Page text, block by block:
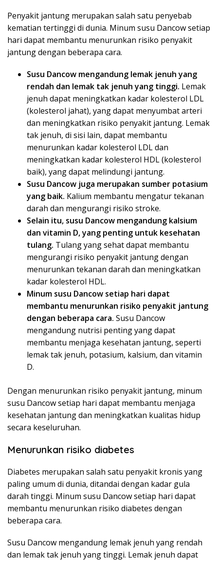
Penyakit jantung merupakan salah satu penyebab
kematian tertinggi di dunia. Minum susu Dancow setiap
hari dapat membantu menurunkan risiko penyakit
jantung dengan beberapa cara.
Susu Dancow mengandung lemak jenuh yang
rendah dan lemak tak jenuh yang tinggi. Lemak
jenuh dapat meningkatkan kadar kolesterol LDL
(kolesterol jahat), yang dapat menyumbat arteri
dan meningkatkan risiko penyakit jantung. Lemak
tak jenuh, di sisi lain, dapat membantu
menurunkan kadar kolesterol LDL dan
meningkatkan kadar kolesterol HDL (kolesterol
baik), yang dapat melindungi jantung.
Susu Dancow juga merupakan sumber potasium
yang baik. Kalium membantu mengatur tekanan
darah dan mengurangi risiko stroke.
Selain itu, susu Dancow mengandung kalsium
dan vitamin D, yang penting untuk kesehatan
tulang. Tulang yang sehat dapat membantu
mengurangi risiko penyakit jantung dengan
menurunkan tekanan darah dan meningkatkan
kadar kolesterol HDL.
Minum susu Dancow setiap hari dapat
membantu menurunkan risiko penyakit jantung
dengan beberapa cara. Susu Dancow
mengandung nutrisi penting yang dapat
membantu menjaga kesehatan jantung, seperti
lemak tak jenuh, potasium, kalsium, dan vitamin
D.
Dengan menurunkan risiko penyakit jantung, minum
susu Dancow setiap hari dapat membantu menjaga
kesehatan jantung dan meningkatkan kualitas hidup
secara keseluruhan.
Menurunkan risiko diabetes
Diabetes merupakan salah satu penyakit kronis yang
paling umum di dunia, ditandai dengan kadar gula
darah tinggi. Minum susu Dancow setiap hari dapat
membantu menurunkan risiko diabetes dengan
beberapa cara.
Susu Dancow mengandung lemak jenuh yang rendah
dan lemak tak jenuh yang tinggi. Lemak jenuh dapat